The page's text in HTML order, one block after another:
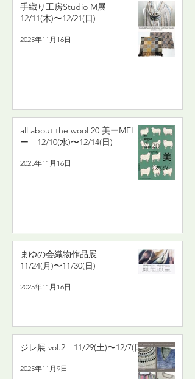
手織り工房Studio M展
12/11(木)〜12/21(日)
2025年11月16日
all about the wool 20 美ーMEI
ー 12/10(水)〜12/14(日)
2025年11月16日
まゆの会織物作品展
11/24(月)〜11/30(日)
2025年11月16日
ジレ展 vol.2 11/29(土)〜12/7(日)
2025年11月9日